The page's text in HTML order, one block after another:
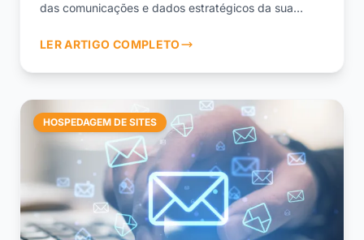
das comunicações e dados estratégicos da sua
LER ARTIGO COMPLETO
HOSPEDAGEM DE SITES